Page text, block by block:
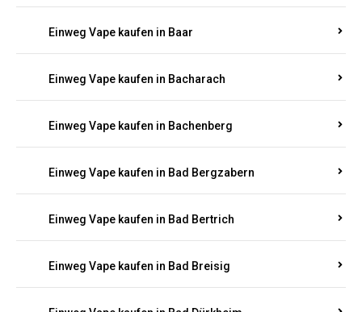
Einweg Vape kaufen in Baar
Einweg Vape kaufen in Bacharach
Einweg Vape kaufen in Bachenberg
Einweg Vape kaufen in Bad Bergzabern
Einweg Vape kaufen in Bad Bertrich
Einweg Vape kaufen in Bad Breisig